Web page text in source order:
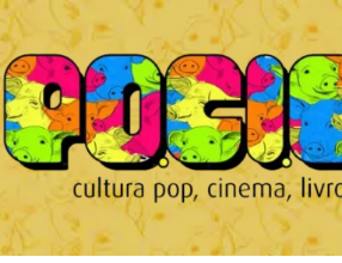
Ir
para
o
conteúdo